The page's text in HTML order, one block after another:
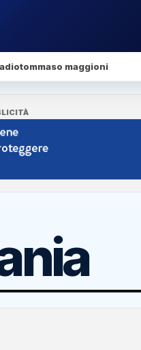
tommaso maggioni